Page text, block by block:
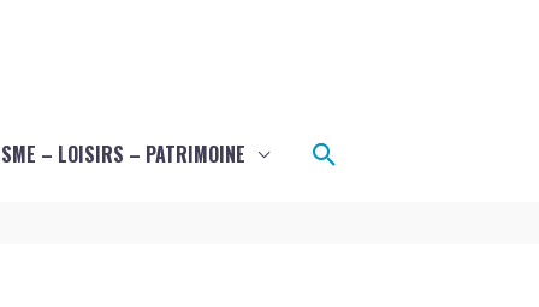
– LOISIRS – PATRIMOINE Rechercher